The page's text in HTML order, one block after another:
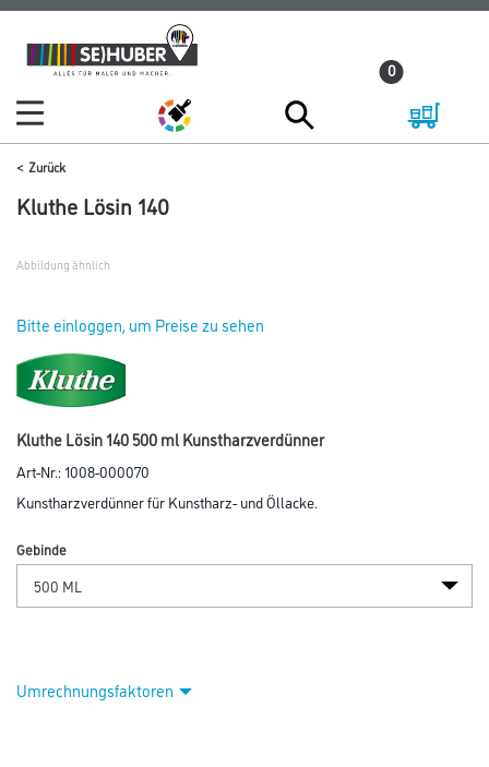
Zum
Inhalt
Zum
Navigationsmenü
0
Zurück
Kluthe Lösin 140
Abbildung ähnlich
Bitte einloggen, um Preise zu sehen
Kluthe Lösin 140 500 ml Kunstharzverdünner
Art-Nr.:1008-000070
Kunstharzverdünner für Kunstharz- und Öllacke.
Gebinde
Umrechnungsfaktoren